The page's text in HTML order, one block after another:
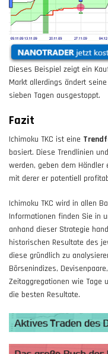
Dieses Beispiel zeigt ein
Markt allerdings ändert
sieben Tagen ausgestoppt.
Fazit
Ichimoku TKC ist eine
basiert. Diese Trendlinien
werden, geben dem
mit derer er potentiell
Ichimoku TKC wird in allen
Informationen finden Sie in
anhand dieser Strategie
historischen Resultate des
diese gründlich zu
Börsenindizes,
Zeitaggregationen wie Tage
die besten Resultate.